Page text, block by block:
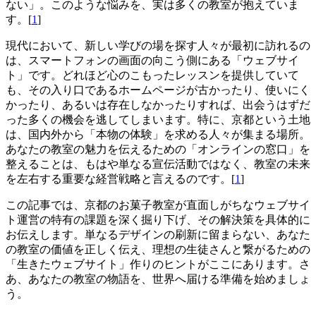
ない」。このような悩みを、実は多くの教室が抱えていま
す。[1]
現代において、新しい学びの場を探す人々が最初に訪れるの
は、スマートフォンの画面の向こう側にある「ウェブサイ
ト」です。どれほど心のこもったレッスンを提供していて
も、その入り口であるホームページが古かったり、使いにく
かったり、あるいは存在しなかったりすれば、出会うはずだ
った多くの機会を逃してしまいます。特に、京都という土地
は、国内外から「本物の体験」を求める人々が集まる場所。
あなたの教室の魅力を伝えるための「オンラインの窓口」を
整えることは、もはや単なる宣伝活動ではなく、教室の未来
を左右する重要な経営戦略と言えるのです。[1]
この記事では、京都のお菓子教室が直面しがちなウェブサイ
ト運営の特有の課題を深く掘り下げ、その解決策を具体的に
お伝えします。単なるデザインの刷新に留まらない、あなた
の教室の価値を正しく伝え、理想の生徒さんと繋がるための
「生きたウェブサイト」作りのヒントがここにあります。さ
あ、あなたの教室の物語を、世界へ届ける準備を始めましょ
う。